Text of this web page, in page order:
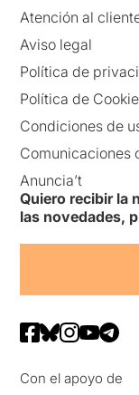
Atención al
Aviso legal
Política de
Política de
Condiciones de
Comunicaciones
Anuncia’t
Quiero recibir la
las novedades,
Con el apoyo de